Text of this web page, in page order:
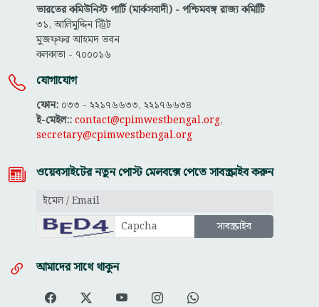
ভারতের কমিউনিস্ট পার্টি (মার্কসবাদী) - পশ্চিমবঙ্গ রাজ্য কমিটিি
৩১, আলিমুদ্দিন স্ট্রিট
মুজফ্ফ‌র আহমদ ভবন
কলকাতা - ৭০০০১৬
যোগাযোগ
ফোন: ০৩৩ - ২২১৭৬৬৩৩, ২২১৭৬৬৩৪
ই-মেইল::contact@cpimwestbengal.org,
secretary@cpimwestbengal.org
ওয়েবসাইটের নতুন পোস্ট মেলবক্সে পেতে সাবস্ক্রাইব করুন
আমাদের সাথে থাকুন